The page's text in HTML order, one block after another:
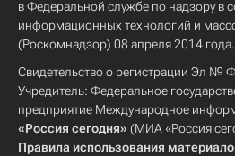
в Федеральной службе по надзору в
информационных технологий и
(Роскомнадзор) 08 апреля 2014 года.
Свидетельство о регистрации Эл №
Учредитель: Федеральное
предприятие Международное
«Россия сегодня» (МИА «Россия
Правила использования